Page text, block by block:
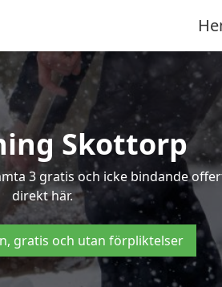
Skottorp
3 gratis och icke bindande
direkt här.
gratis och utan förpliktelser